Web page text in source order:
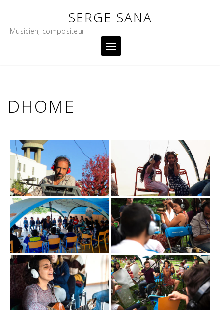
content
SERGE SANA
Musicien, compositeur
Toggle
navigation
DHOME